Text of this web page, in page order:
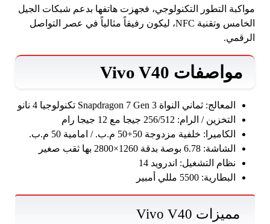
مواكبة التطور التكنولوجي، فجهزت هاتفها بدعم شبكات الجيل
الخامس وتقنية NFC، ليكون رفيقاً مثالياً في عصر التواصل
الرقمي.
مواصفات Vivo V40
المعالج: ثماني النواة Snapdragon 7 Gen 3 تكنولوجيا 4 نانو
التخزين / الرام: 256/512 جيجا مع 12 جيجا رام
الكاميرا: خلفية مزدوجة 50+50 م.ب. / امامية 50 م.ب.
الشاشة: 6.78 بوصة بدقة 1260×2800 بها ثقب صغير
نظام التشغيل: اندرويد 14
البطارية: 5500 مللي أمبير
مميزات Vivo V40